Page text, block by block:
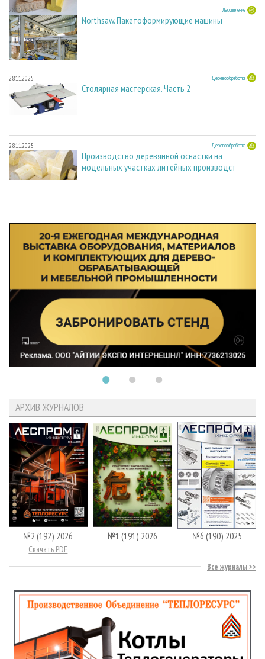
28.11.2025 Лесопиление
Northsaw. Пакетоформирующие машины
28.11.2025 Деревообработка
Столярная мастерская. Часть 2
28.11.2025 Деревообработка
Производство деревянной оснастки на
модельных участках литейных производст
АРХИВ ЖУРНАЛОВ
№2 (192) 2026
Скачать PDF
№1 (191) 2026 №6 (190) 2025
Все журналы